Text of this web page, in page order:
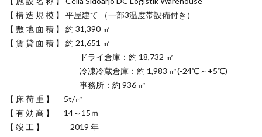
【 構 造 規 模 】 平屋建て （一部3温度帯設備付き）
【 敷 地 面 積 】 約 31,390 ㎡
【 賃 貸 面 積 】 約 21,651 ㎡
ドライ倉庫：約 18,732 ㎡
冷凍冷蔵倉庫：約 1,983 ㎡(-24℃ ~ +5℃)
事務所：約 936 ㎡
【 床 荷 重 】 5t/㎡
【 有 効 高 】 14～15ｍ
【 竣 工 】 2019 年